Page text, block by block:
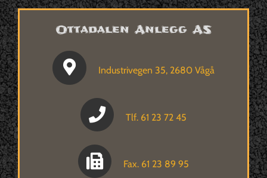
Ottadalen Anlegg AS
Industrivegen 35, 2680 Vågå
Tlf. 61 23 72 45
Fax. 61 23 89 95